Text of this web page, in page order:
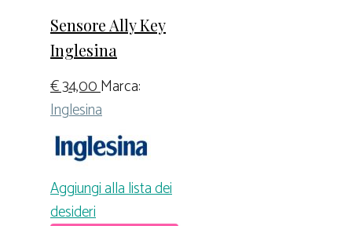
Sensore Ally Key
Inglesina
€34,00Marca:
Inglesina
Aggiungi alla lista dei
desideri